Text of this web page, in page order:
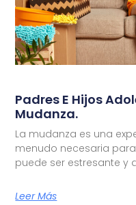
Padres E Hijos
Mudanza.
La mudanza es una
menudo necesaria
puede ser estresante y
Leer Más